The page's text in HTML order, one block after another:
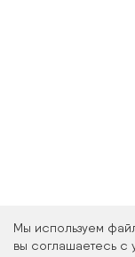
Мы используем
вы соглашаетесь с